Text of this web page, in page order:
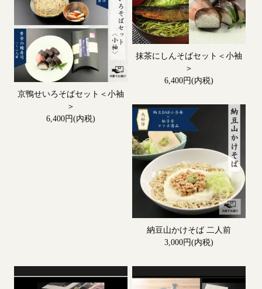
京鴨せいろそばセット＜小袖
＞
6,400円(内税)
抹茶にしんそばセット＜小袖
＞
6,400円(内税)
納豆山かけそば 二人前
3,000円(内税)